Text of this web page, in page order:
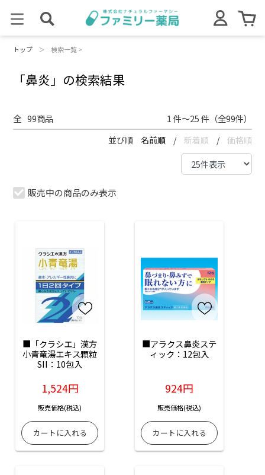
トップ ＞ 検索一覧 >
「鼻炎」の検索結果
全 99商品 1 件～25 件（全99件）
並び順 名前順 / 新着順 / 価格順
販売中の商品のみ表示
■「クラシエ」漢方
小青竜湯エキス顆粒
SII：10包入
1,524円
販売価格(税込)
■アラクス鼻炎ステ
ィック：12包入
924円
販売価格(税込)